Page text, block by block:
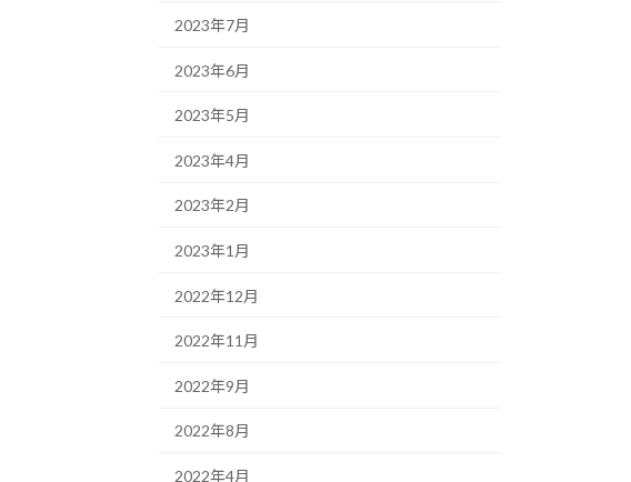
2023年7月
2023年6月
2023年5月
2023年4月
2023年2月
2023年1月
2022年12月
2022年11月
2022年9月
2022年8月
2022年4月